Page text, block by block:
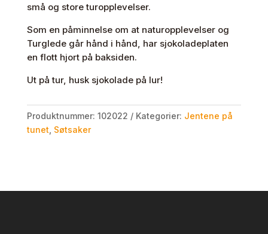
små og store turopplevelser.
Som en påminnelse om at naturopplevelser og
Turglede går hånd i hånd, har sjokoladeplaten
en flott hjort på baksiden.
Ut på tur, husk sjokolade på lur!
Produktnummer: 102022 Kategorier: Jentene på
tunet Søtsaker